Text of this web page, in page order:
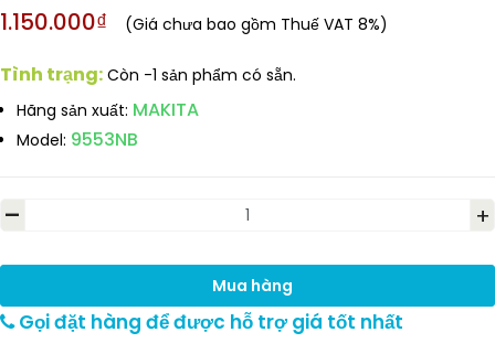
1.150.000₫ (Giá chưa bao gồm Thuế VAT 8%)
Tình trạng: Còn -1 sản phẩm có sẵn.
Hãng sản xuất: MAKITA
Model: 9553NB
- +
Mua hàng
Gọi đặt hàng để được hỗ trợ giá tốt nhất